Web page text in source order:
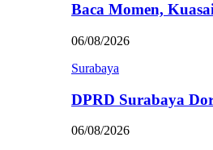
Baca Momen,
06/08/2026
Surabaya
DPRD Surabaya
06/08/2026